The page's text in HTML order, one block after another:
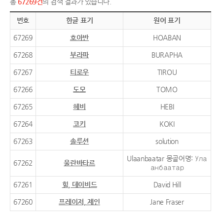
번호 한글 표기 원어 표기
67269 호아반 HOABAN
67268 부라파 BURAPHA
67267 티로우 TIROU
67266 도모 TOMO
67265 헤비 HEBI
67264 코키 KOKI
67263 솔루션 solution
67262 울란바타르
Ulaanbaatar 몽골어명: Ула
анбаатар
67261 힐, 데이비드 David Hill
67260 프레이저, 제인 Jane Fraser